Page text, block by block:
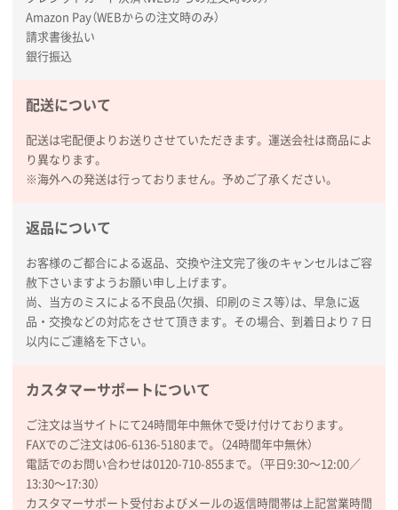
枚
2026年01月27日 13:12
毎年注文しており、信頼できるから。出来上がりも満
熊本県S社様
ぺんてる ビクーニャフィール1000枚
2026年01月26日 15:45
印刷範囲が広かったから、取扱商品
新潟県R社様
2026年01月16日 10:53
納期が比較的短く、ロット数が豊富に選べて価格が安
かったため
山口県P社様
③1枚
希望の商品の取り扱いがあったので
大阪府のお客様
厚手コットンマチ付トートL ナチュラル(A4対応)
Amazon Pay（WEBからの注文時のみ）
請求書後払い
銀行振込
配送について
配送は宅配便よりお送りさせていただきます。運送会社は商品によ
り異なります。
※海外への発送は行っておりません。予めご了承ください。
返品について
お客様のご都合による返品、交換や注文完了後のキャンセルはご容
赦下さいますようお願い申し上げます。
尚、当方のミスによる不良品（欠損、印刷のミス等）は、早急に返
品・交換などの対応をさせて頂きます。その場合、到着日より７日
以内にご連絡を下さい。
カスタマーサポートについて
ご注文は当サイトにて24時間年中無休で受け付けております。
FAXでのご注文は06-6136-5180まで。（24時間年中無休）
電話でのお問い合わせは0120-710-855まで。（平日9:30〜12:00／
13:30〜17:30）
カスタマーサポート受付およびメールの返信時間帯は上記営業時間